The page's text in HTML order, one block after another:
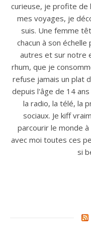
curieuse, je profite de
mes voyages, je
suis. Une femme
chacun à son
autres et sur notre
rhum, que je
refuse jamais un plat
depuis l'âge de 14
la radio, la télé, la
sociaux. Je kiff
parcourir le monde
avec moi toutes ces
si